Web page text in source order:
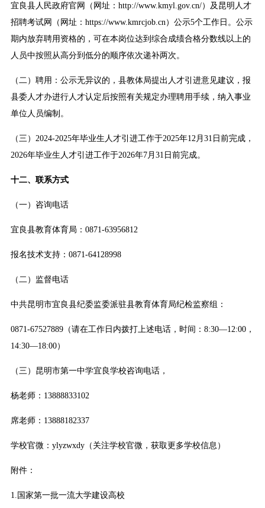
宜良县人民政府官网（网址：http://www.kmyl.gov.cn/）及昆明人才
招聘考试网（网址：https://www.kmrcjob.cn）公示5个工作日。公示
期内放弃聘用资格的，可在本岗位达到综合成绩合格分数线以上的
人员中按照从高分到低分的顺序依次递补两次。
（二）聘用：公示无异议的，县教体局提出人才引进意见建议，报
县委人才办进行人才认定后按照有关规定办理聘用手续，纳入事业
单位人员编制。
（三）2024-2025年毕业生人才引进工作于2025年12月31日前完成，
2026年毕业生人才引进工作于2026年7月31日前完成。
十二、联系方式
（一）咨询电话
宜良县教育体育局：0871-63956812
报名技术支持：0871-64128998
（二）监督电话
中共昆明市宜良县纪委监委派驻县教育体育局纪检监察组：
0871-67527889（请在工作日内拨打上述电话，时间：8:30—12:00，
14:30—18:00）
（三）昆明市第一中学宜良学校咨询电话，
杨老师：13888833102
席老师：13888182337
学校官微：ylyzwxdy（关注学校官微，获取更多学校信息）
附件：
1.国家第一批一流大学建设高校